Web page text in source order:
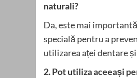
naturali?
Da, este mai
specială pentru a
utilizarea aței dentare
2. Pot utiliza aceeași